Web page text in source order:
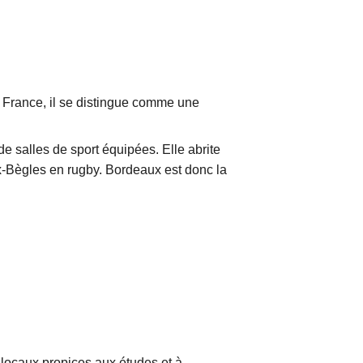
il se distingue comme une
salles de sport équipées. Elle abrite
en rugby. Bordeaux est donc la